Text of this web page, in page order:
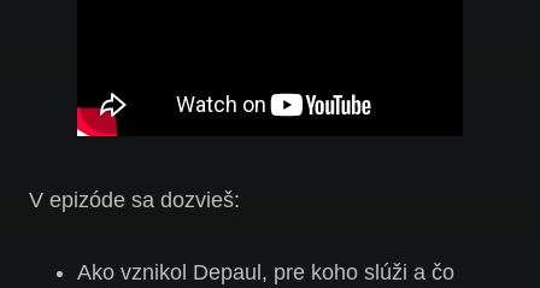
V epizóde sa dozvieš:
Ako vznikol Depaul, pre koho slúži a čo